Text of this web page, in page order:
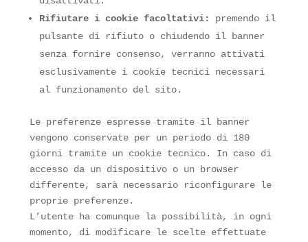
Rifiutare i cookie facoltativi: premendo il
pulsante di rifiuto o chiudendo il banner
senza fornire consenso, verranno attivati
esclusivamente i cookie tecnici necessari
al funzionamento del sito.
Le preferenze espresse tramite il banner
vengono conservate per un periodo di 180
giorni tramite un cookie tecnico. In caso di
accesso da un dispositivo o un browser
differente, sarà necessario riconfigurare le
proprie preferenze.
L’utente ha comunque la possibilità, in ogni
momento, di modificare le scelte effettuate